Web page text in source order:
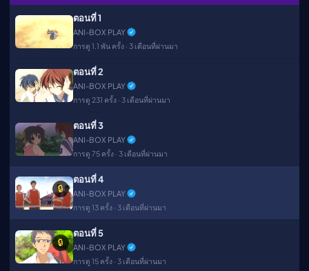
ตอนที่ 1
ANI-BOX PLAY
การดู 1.1 พัน ครั้ง · 3 เดือนที่ผ่านมา
ตอนที่ 2
ANI-BOX PLAY
การดู 231 ครั้ง · 3 เดือนที่ผ่านมา
ตอนที่ 3
ANI-BOX PLAY
การดู 75 ครั้ง · 3 เดือนที่ผ่านมา
▶ 🔒
ตอนที่ 4
ANI-BOX PLAY
การดู 13 ครั้ง · 3 เดือนที่ผ่านมา
🔒
ตอนที่ 5
ANI-BOX PLAY
การดู 15 ครั้ง · 3 เดือนที่ผ่านมา